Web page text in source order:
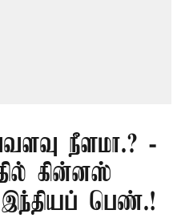
நீளமா.? -
கின்னஸ்
பெண்.!